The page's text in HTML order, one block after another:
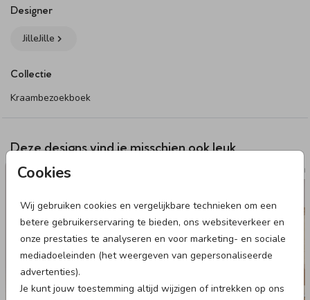
Cookies
Wij gebruiken cookies en vergelijkbare technieken om een
betere gebruikerservaring te bieden, ons websiteverkeer en
onze prestaties te analyseren en voor marketing- en sociale
mediadoeleinden (het weergeven van gepersonaliseerde
advertenties).
Je kunt jouw toestemming altijd wijzigen of intrekken op ons
- Formaat: 30 x 30 cm
tekst. Het plaatsen van tekst op de rug van het boek wordt
- Binnenwerk: 72 blanco pagina’s
geboortekaartjes
Designer
JilleJille
Collectie
Kraambezoekboek
Deze designs vind je misschien ook leuk